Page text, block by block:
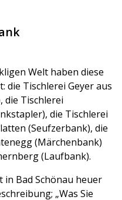
Welt haben diese
die Tischlerei Geyer aus
die Tischlerei
die Tischlerei
(Seufzerbank), die
(Märchenbank)
(Laufbank).
in Bad Schönau heuer
„Was Sie